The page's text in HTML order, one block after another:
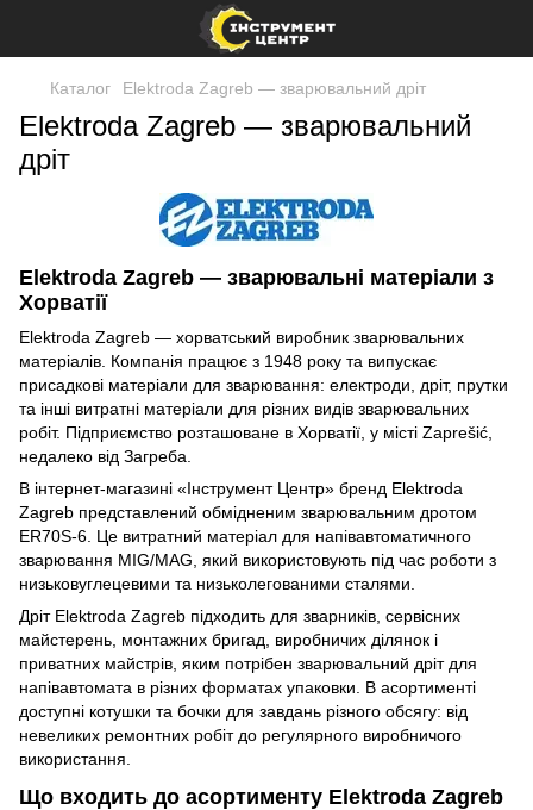
Каталог Elektroda Zagreb — зварювальний дріт
Elektroda Zagreb — зварювальний
дріт
Elektroda Zagreb — зварювальні матеріали з
Хорватії
Elektroda Zagreb — хорватський виробник зварювальних
матеріалів. Компанія працює з 1948 року та випускає
присадкові матеріали для зварювання: електроди, дріт, прутки
та інші витратні матеріали для різних видів зварювальних
робіт. Підприємство розташоване в Хорватії, у місті Zaprešić,
недалеко від Загреба.
В інтернет-магазині «Інструмент Центр» бренд Elektroda
Zagreb представлений обмідненим зварювальним дротом
ER70S-6. Це витратний матеріал для напівавтоматичного
зварювання MIG/MAG, який використовують під час роботи з
низьковуглецевими та низьколегованими сталями.
Дріт Elektroda Zagreb підходить для зварників, сервісних
майстерень, монтажних бригад, виробничих ділянок і
приватних майстрів, яким потрібен зварювальний дріт для
напівавтомата в різних форматах упаковки. В асортименті
доступні котушки та бочки для завдань різного обсягу: від
невеликих ремонтних робіт до регулярного виробничого
використання.
Що входить до асортименту Elektroda Zagreb